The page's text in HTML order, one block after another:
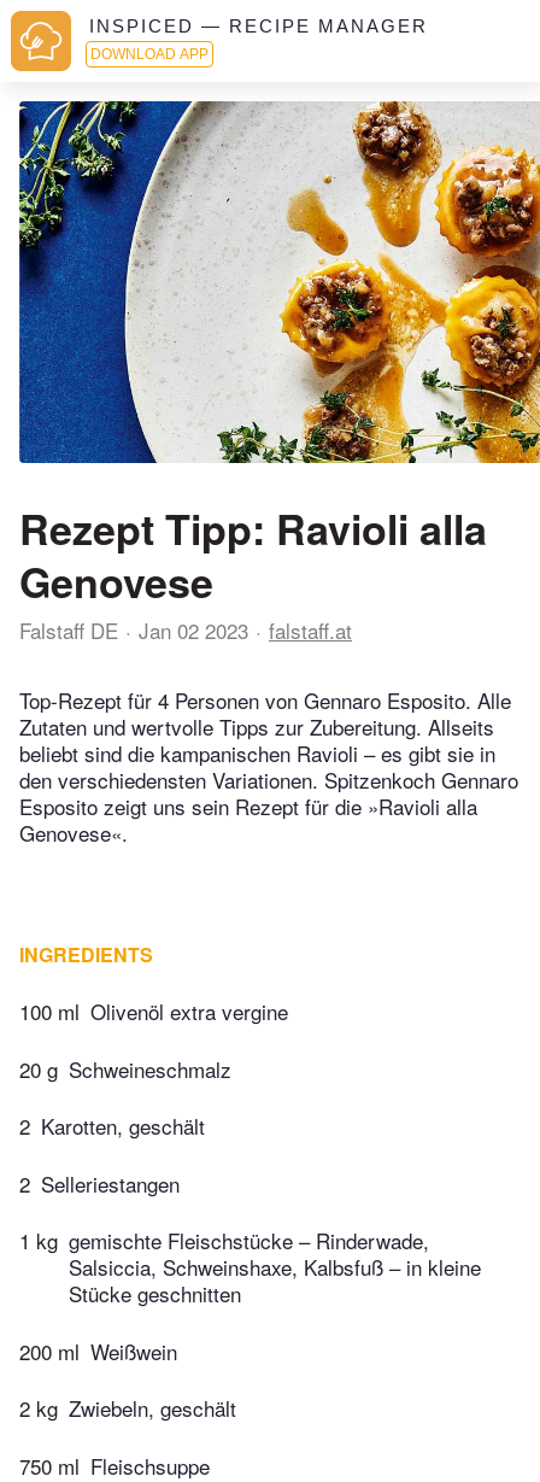
INSPICED — RECIPE MANAGER
DOWNLOAD APP
Rezept Tipp: Ravioli alla
Genovese
Falstaff DE Jan 02 2023 falstaff.at
Top-Rezept für 4 Personen von Gennaro Esposito. Alle
Zutaten und wertvolle Tipps zur Zubereitung. Allseits
beliebt sind die kampanischen Ravioli – es gibt sie in
den verschiedensten Variationen. Spitzenkoch Gennaro
Esposito zeigt uns sein Rezept für die »Ravioli alla
Genovese«.
INGREDIENTS
100 ml Olivenöl extra vergine
20 g Schweineschmalz
2 Karotten, geschält
2 Selleriestangen
1 kg gemischte Fleischstücke – Rinderwade,
Salsiccia, Schweinshaxe, Kalbsfuß – in kleine
Stücke geschnitten
200 ml Weißwein
2 kg Zwiebeln, geschält
750 ml Fleischsuppe